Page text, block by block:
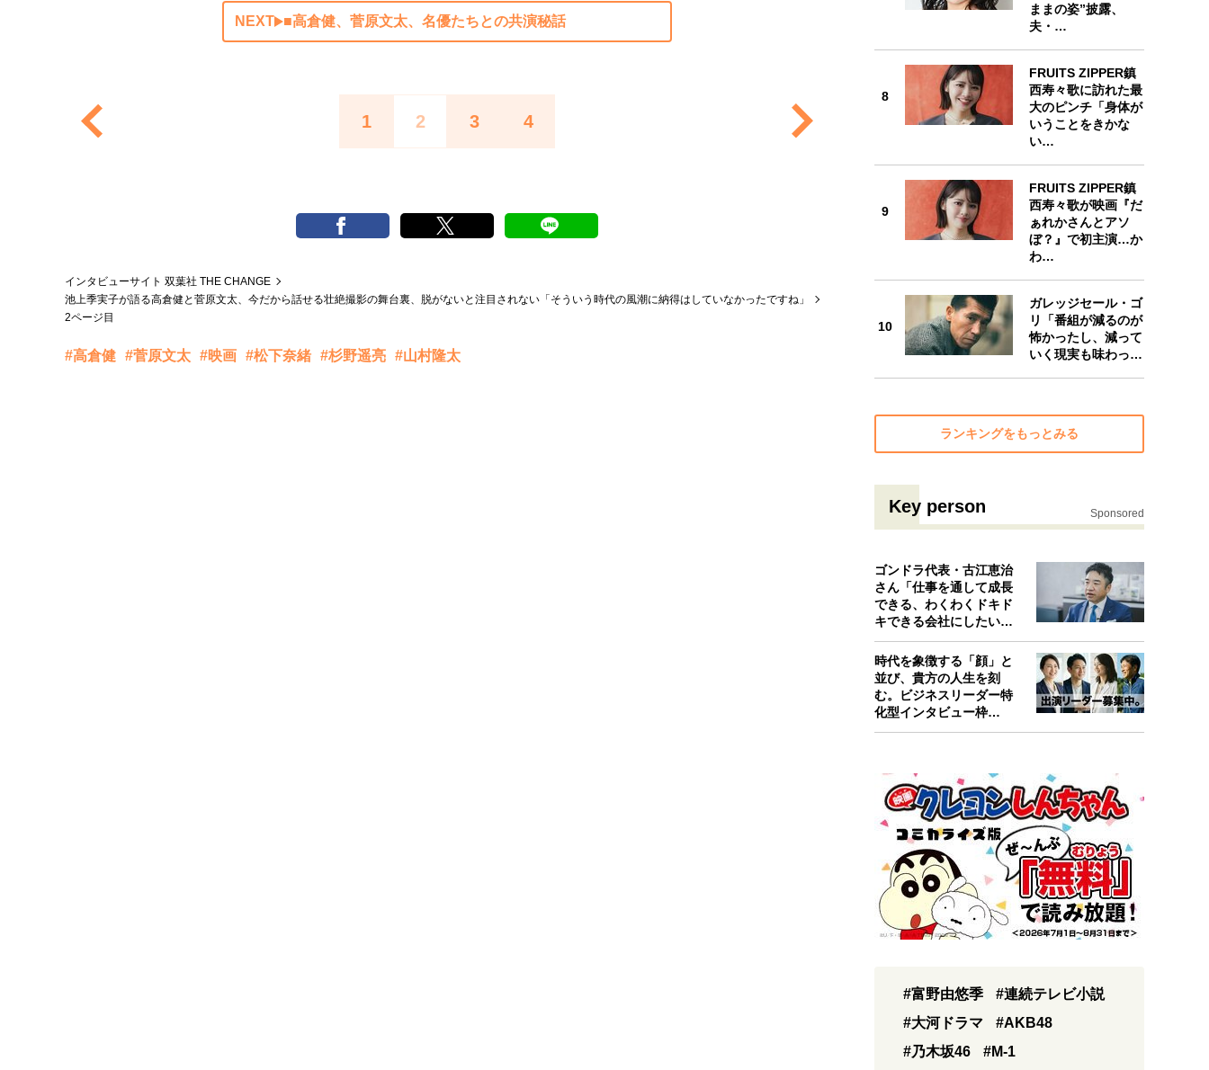
NEXT ■高倉健、菅原文太、名優たちとの共演秘話
1 2 3 4
インタビューサイト 双葉社 THE CHANGE
池上季実子が語る高倉健と菅原文太、今だから話せる壮絶撮影の舞台裏、脱がないと注目されない「そういう時代の風潮に納得はしていなかったですね」
2ページ目
#高倉健 #菅原文太 #映画 #松下奈緒 #杉野遥亮 #山村隆太
ままの姿”披露、
夫・…
8
FRUITS ZIPPER鎮
西寿々歌に訪れた最
大のピンチ「身体が
いうことをきかな
い…
9
FRUITS ZIPPER鎮
西寿々歌が映画『だ
ぁれかさんとアソ
ぼ？』で初主演…か
わ…
10
ガレッジセール・ゴ
リ「番組が減るのが
怖かったし、減って
いく現実も味わっ…
ランキングをもっとみる
Key person Sponsored
ゴンドラ代表・古江恵治
さん「仕事を通して成長
できる、わくわくドキド
キできる会社にしたいと
考えたんで…
時代を象徴する「顔」と
並び、貴方の人生を刻
む。ビジネスリーダー特
化型インタビュー枠
『Key person』始…
#富野由悠季
#連続テレビ小説
#大河ドラマ
#AKB48
#乃木坂46
#M-1